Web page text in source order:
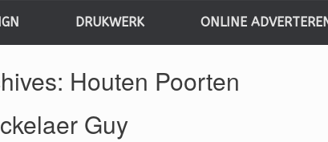
DRUKWERK ONLINE
Houten Poorten
Guy